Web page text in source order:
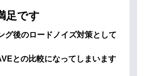
足です
グ後のロードノイズ対策として
との比較になってしまいます